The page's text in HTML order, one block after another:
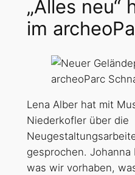
„Alles neu“
im
archeoParc
Lena Alber hat mit
Niederkofler über die
gesprochen.
was wir vorhaben,